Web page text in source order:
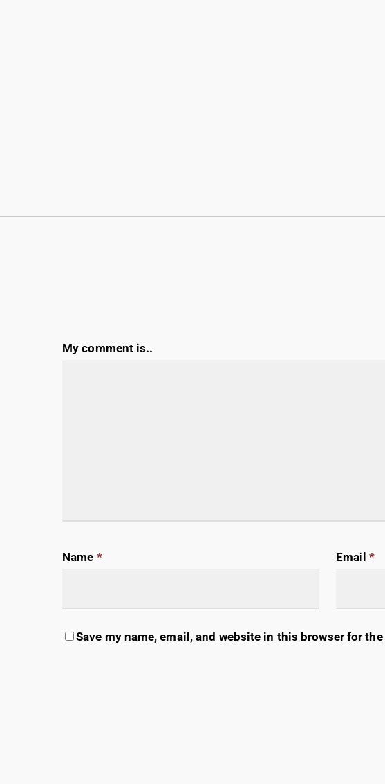
My comment is..
Name * Email*
Save my name, email, and website in this browser for